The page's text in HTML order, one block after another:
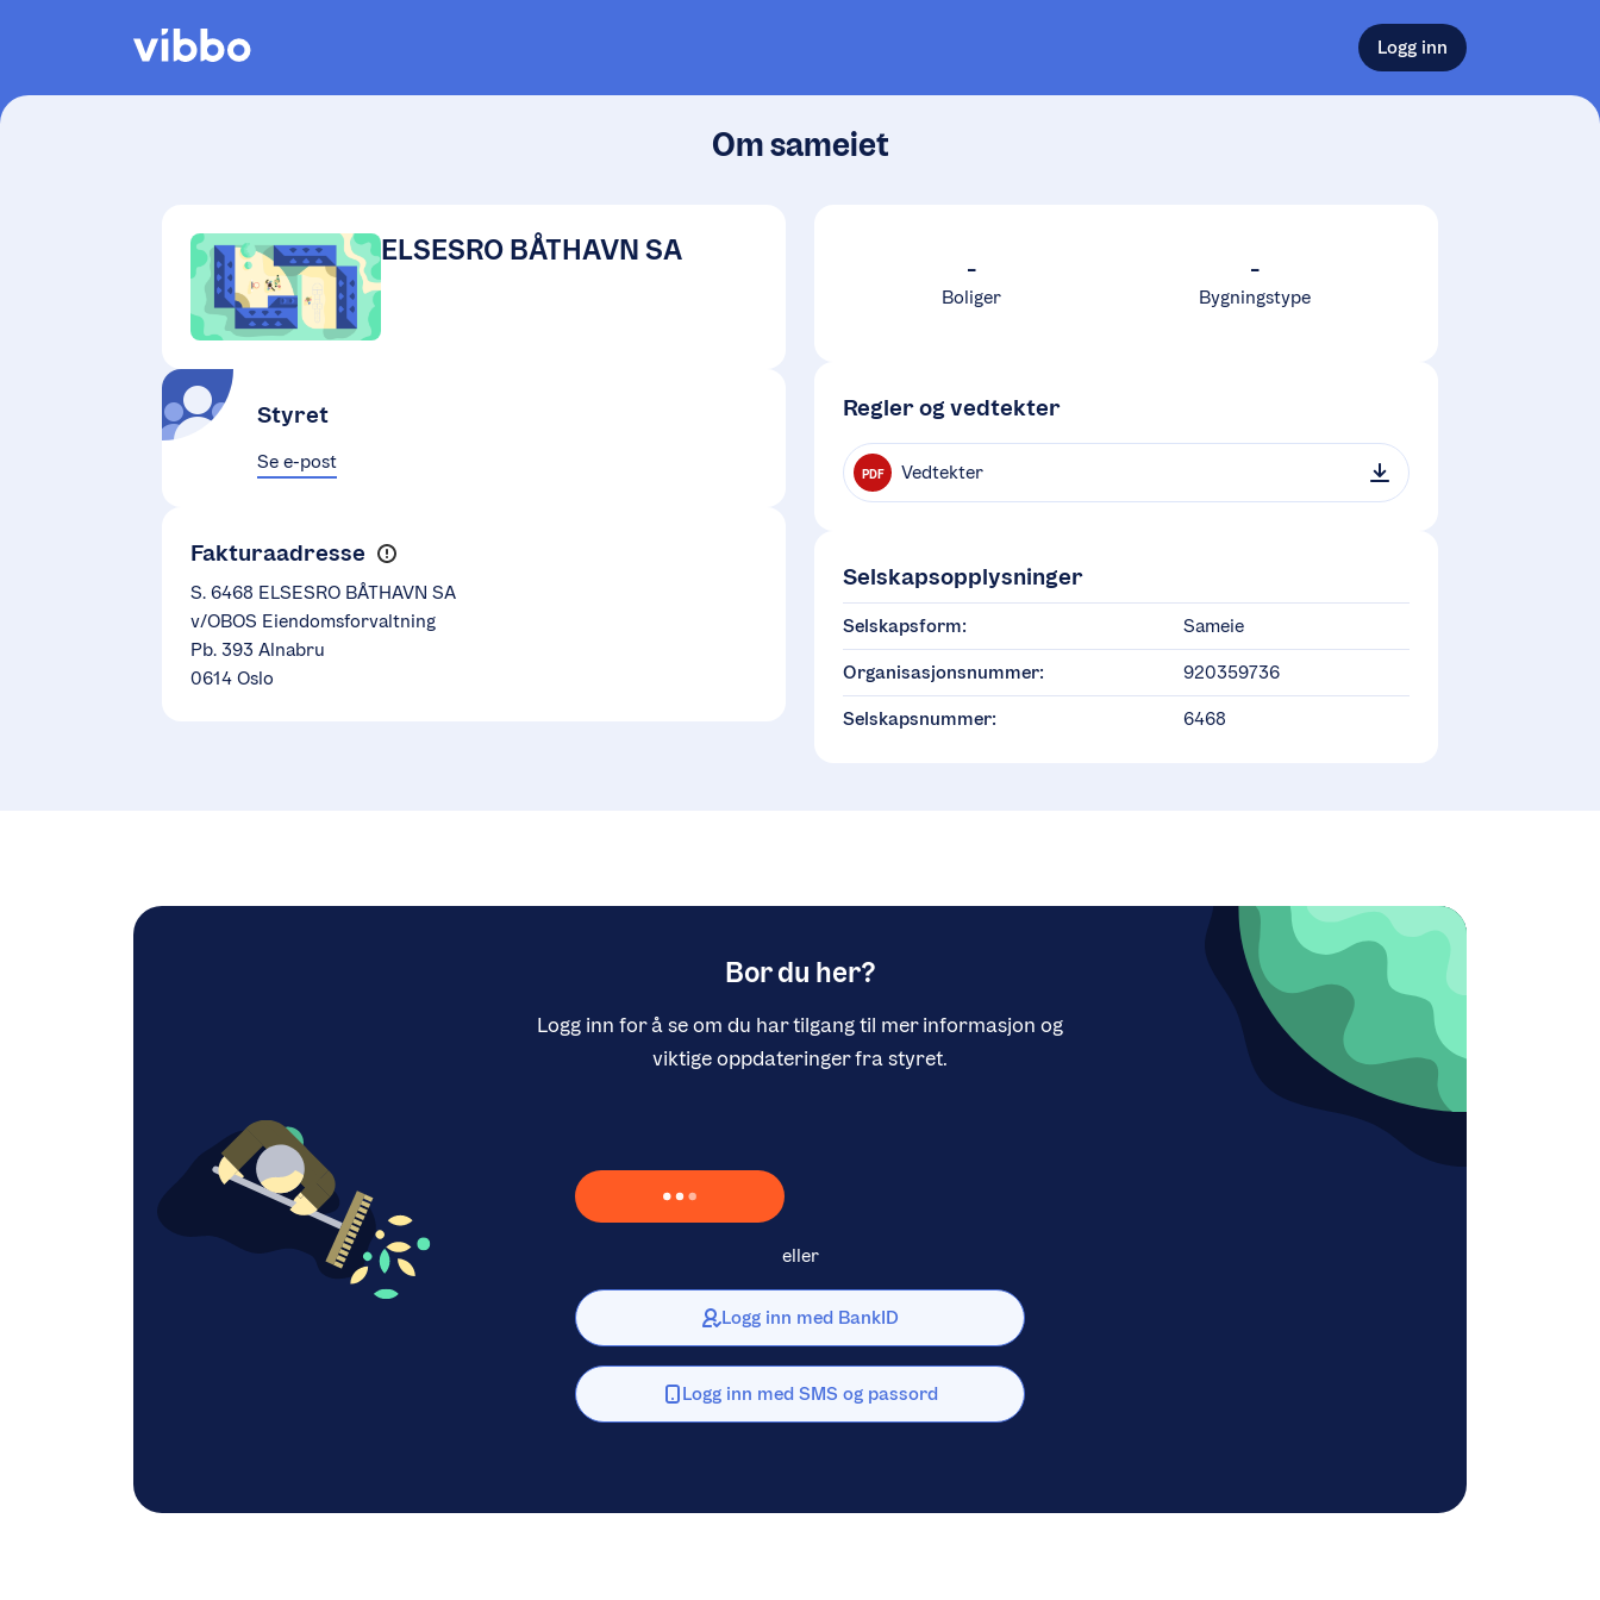
Logg inn
Om sameiet
ELSESRO BÅTHAVN SA
Styret
Se e-post
Fakturaadresse
S. 6468 ELSESRO BÅTHAVN SA
v/OBOS Eiendomsforvaltning
Pb. 393 Alnabru
0614 Oslo
-
Boliger
-
Bygningstype
Regler og vedtekter
PDF Vedtekter
Selskapsopplysninger
Selskapsform: Sameie
Organisasjonsnummer: 920359736
Selskapsnummer: 6468
Bor du her?
Logg inn for å se om du har tilgang til mer informasjon og
viktige oppdateringer fra styret.
Laster inn Vipps …
eller
Logg inn med BankID
Logg inn med SMS og passord